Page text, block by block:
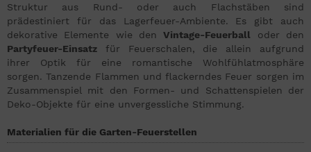
Struktur aus Rund- oder auch Flachstäben sind
prädestiniert für das Lagerfeuer-Ambiente. Es gibt auch
dekorative Elemente wie denVintage-Feuerball oder den
Partyfeuer-Einsatz für Feuerschalen, die allein aufgrund
ihrer Optik für eine romantische Wohlfühlatmosphäre
sorgen. Tanzende Flammen und flackerndes Feuer sorgen im
Zusammenspiel mit den Formen- und Schattenspielen der
Deko-Objekte für eine unvergessliche Stimmung.
Materialien für die Garten-Feuerstellen